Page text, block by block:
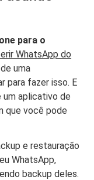
para o
WhatsApp do
uma
para fazer isso. E
um aplicativo de
que você pode
e restauração
WhatsApp,
backup deles.